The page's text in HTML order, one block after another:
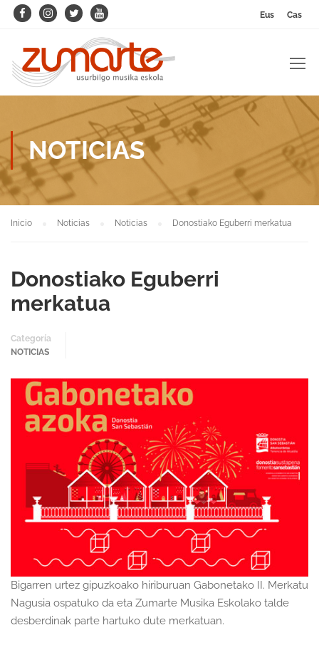
Eus Cas
NOTICIAS
Inicio Noticias Noticias Donostiako Eguberri merkatua
Donostiako Eguberri
merkatua
Categoría
NOTICIAS
Bigarren urtez gipuzkoako hiriburuan Gabonetako II. Merkatu
Nagusia ospatuko da eta Zumarte Musika Eskolako talde
desberdinak parte hartuko dute merkatuan.